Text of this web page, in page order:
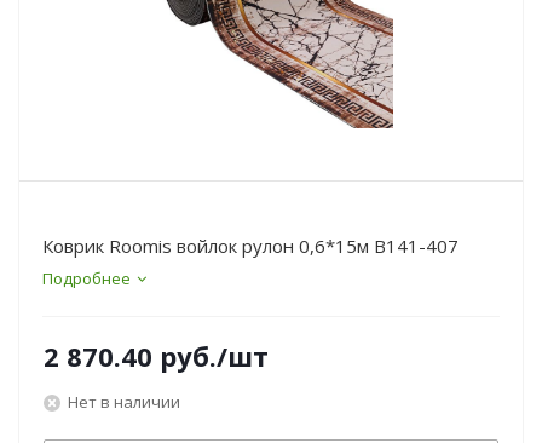
Коврик Roomis войлок рулон 0,6*15м B141-407
Подробнее
2 870.40 руб./шт
Нет в наличии